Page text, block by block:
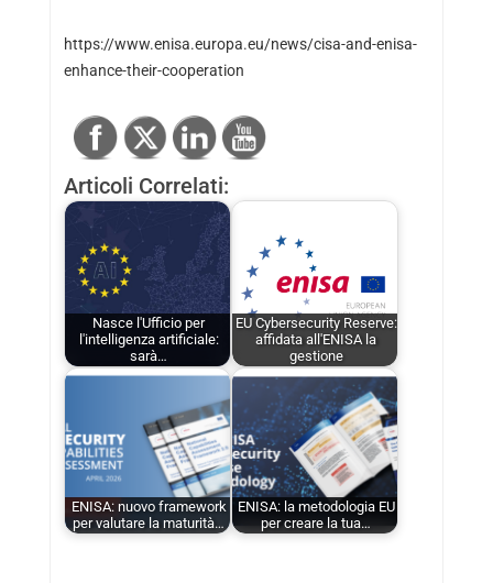
https://www.enisa.europa.eu/news/cisa-and-enisa-
enhance-their-cooperation
Articoli Correlati:
Nasce l'Ufficio per
l'intelligenza artificiale:
sarà…
EU Cybersecurity Reserve:
affidata all'ENISA la
gestione
ENISA: nuovo framework
per valutare la maturità…
ENISA: la metodologia EU
per creare la tua…